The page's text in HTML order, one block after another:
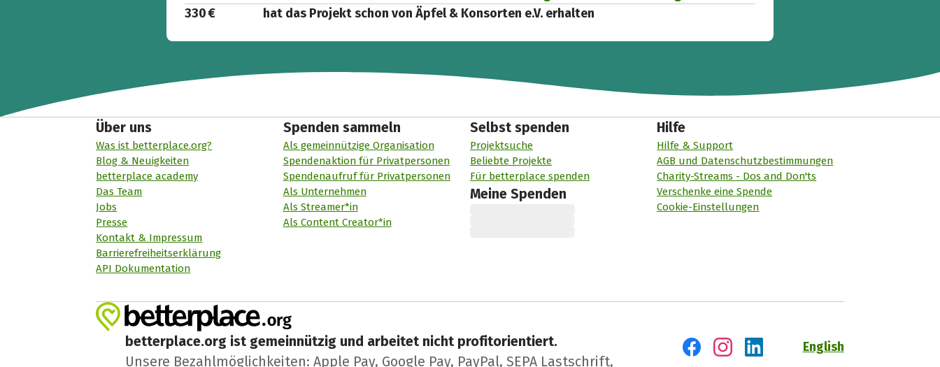
330 €
hat das Projekt schon von Äpfel & Konsorten e.V. erhalten
Über uns
Was ist betterplace.org?
Blog & Neuigkeiten
betterplace academy
Das Team
Jobs
Presse
Kontakt & Impressum
Barrierefreiheitserklärung
API Dokumentation
Spenden sammeln
Als gemeinnützige Organisation
Spendenaktion für Privatpersonen
Spendenaufruf für Privatpersonen
Als Unternehmen
Als Streamer*in
Als Content Creator*in
Selbst spenden
Projektsuche
Beliebte Projekte
Für betterplace spenden
Meine Spenden
Hilfe
Hilfe & Support
AGB und Datenschutzbestimmungen
Charity-Streams - Dos and Don'ts
Verschenke eine Spende
Cookie-Einstellungen
betterplace.org ist gemeinnützig und arbeitet nicht profitorientiert.
Unsere Bezahlmöglichkeiten: Apple Pay, Google Pay, PayPal, SEPA Lastschrift,
English